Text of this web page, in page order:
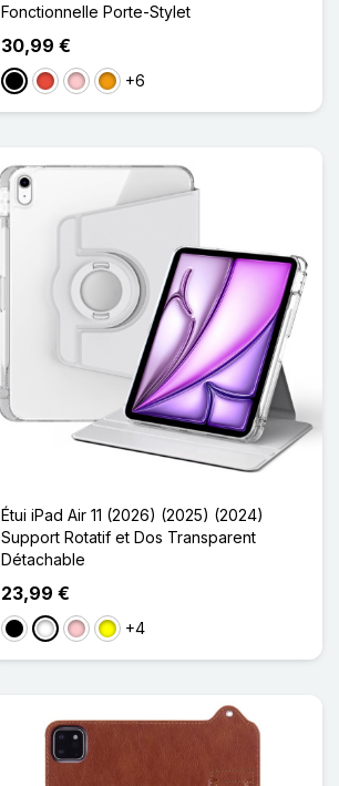
Fonctionnelle Porte-Stylet
30,99 €
NoirRougeRoseOrange
+6
Étui iPad Air 11 (2026) (2025) (2024)
Support Rotatif et Dos Transparent
Détachable
23,99 €
NoirBlancRoseJaune
+4